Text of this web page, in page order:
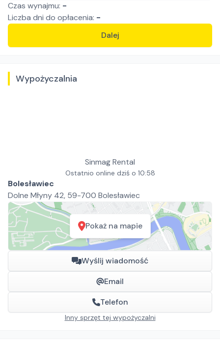
Czas wynajmu: -
Liczba dni do opłacenia: -
Dalej
Wypożyczalnia
Sinmag Rental
Ostatnio online dziś o 10:58
Bolesławiec
Dolne Młyny 42, 59-700 Bolesławiec
Pokaż na mapie
Wyślij wiadomość
Email
Telefon
Inny sprzęt tej wypożyczalni